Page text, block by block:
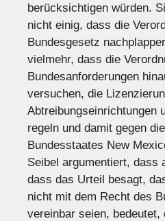
berücksichtigen würden.
nicht einig, dass die
Bundesgesetz
vielmehr, dass die
Bundesanforderungen
versuchen, die
Abtreibungseinrichtungen
regeln und damit gegen
Bundesstaates New
Seibel argumentiert, dass
dass das Urteil besagt,
nicht mit dem Recht des
vereinbar seien,